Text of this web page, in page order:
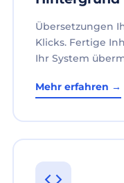
Übersetzungen
Klicks. Fertige
Ihr System
Mehr erfahren →